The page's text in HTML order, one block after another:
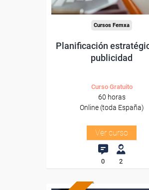
Cursos Femxa
Planificación
publicidad
Curso Gratuito
60 horas
Online (toda España)
Ver curso
0 2